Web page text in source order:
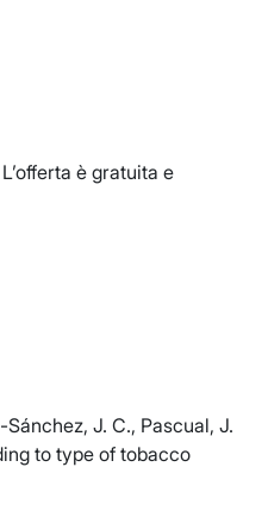
è gratuita e
J. C., Pascual, J.
to type of tobacco